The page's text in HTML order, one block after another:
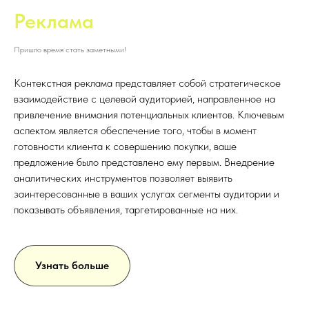
Реклама
Пришло время стать заметными!
Контекстная реклама представляет собой стратегическое
взаимодействие с целевой аудиторией, направленное на
привлечение внимания потенциальных клиентов. Ключевым
аспектом является обеспечение того, чтобы в момент
готовности клиента к совершению покупки, ваше
предложение было представлено ему первым. Внедрение
аналитических инструментов позволяет выявить
заинтересованные в ваших услугах сегменты аудитории и
показывать объявления, таргетированные на них.
Узнать больше